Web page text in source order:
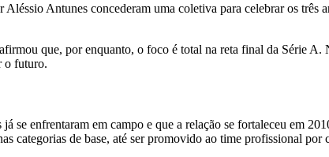
Antunes concederam uma coletiva para celebrar os três
que, por enquanto, o foco é total na reta final da Série
o futuro.
se enfrentaram em campo e que a relação se fortaleceu em
categorias de base, até ser promovido ao time profissional